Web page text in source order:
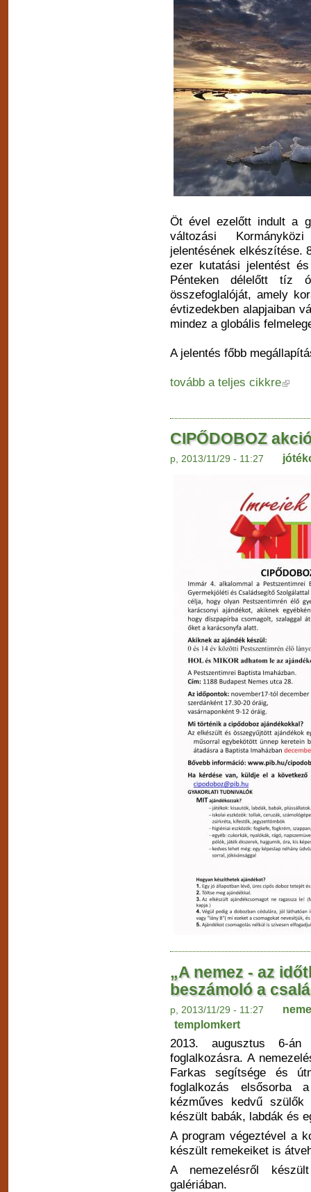
Öt ével ezelőtt indult a
változási
jelentésének elkészítése.
ezer kutatási jelentést
Pénteken délelőtt tíz
összefoglalóját, amely
évtizedekben alapjaiban
mindez a globális
A jelentés főbb
tovább a teljes cikkre
CIPŐDOBOZ
p, 2013/11/29 - 11:27
„A nemez - az
beszámoló a
p, 2013/11/29 - 11:27
templomkert
2013. augusztus 6-
foglalkozásra. A
Farkas segítsége és
foglalkozás elsősorba
kézműves kedvű szülők
készült babák, labdák és
A program végeztével a
készült remekeiket is
A nemezelésről
galériában.